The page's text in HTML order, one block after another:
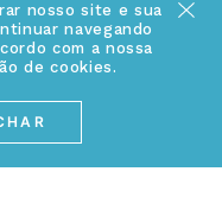
nosso site e sua
navegando
com a nossa
de cookies.